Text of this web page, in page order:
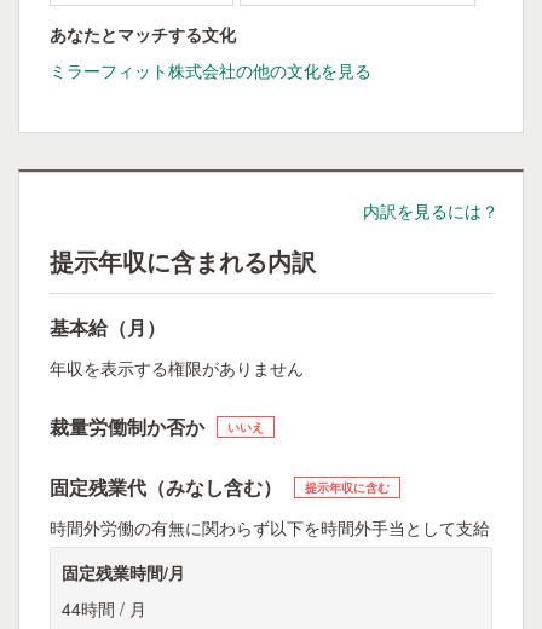
あなたとマッチする文化
ミラーフィット株式会社の他の文化を見る
内訳を見るには？
提示年収に含まれる内訳
基本給（月）
年収を表示する権限がありません
裁量労働制か否か いいえ
固定残業代（みなし含む） 提示年収に含む
時間外労働の有無に関わらず以下を時間外手当として支給
固定残業時間/月
44時間 / 月